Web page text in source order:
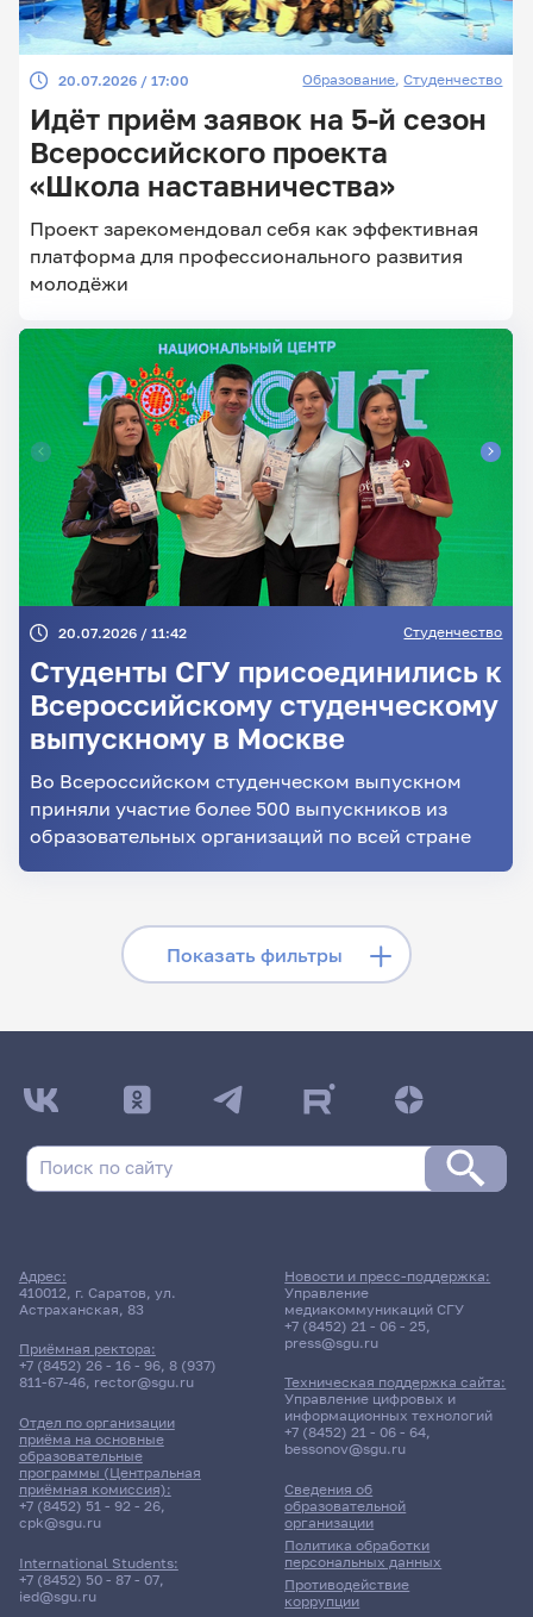
20.07.2026 / 17:00 Образование,Студенчество
Идёт приём заявок на 5-й сезон
Всероссийского проекта
«Школа наставничества»
Проект зарекомендовал себя как эффективная
платформа для профессионального развития
молодёжи
20.07.2026 / 11:42 Студенчество
Студенты СГУ присоединились к
Всероссийскому студенческому
выпускному в Москве
Во Всероссийском студенческом выпускном
приняли участие более 500 выпускников из
образовательных организаций по всей стране
Показать фильтры
Скрыть фильтры
Поиск по рубрикам
Поиск по темам
Поиск по ключевым словам
Главные
Адрес:
410012, г. Саратов, ул.
Астраханская, 83
Приёмная ректора:
+7 (8452) 26 - 16 - 96, 8 (937)
811-67-46, rector@sgu.ru
Отдел по организации
приёма на основные
образовательные
программы (Центральная
приёмная комиссия):
+7 (8452) 51 - 92 - 26,
cpk@sgu.ru
International Students:
+7 (8452) 50 - 87 - 07,
ied@sgu.ru
Сведения об
образовательной
организации
Политика обработки
персональных данных
Противодействие
коррупции
Новости и пресс-поддержка:
Управление
медиакоммуникаций СГУ
+7 (8452) 21 - 06 - 25,
press@sgu.ru
Техническая поддержка сайта:
Управление цифровых и
информационных технологий
+7 (8452) 21 - 06 - 64,
bessonov@sgu.ru